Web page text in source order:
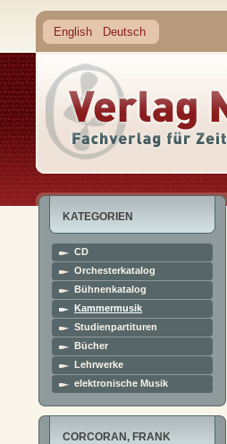
English Deutsch
KATEGORIEN
CD
Orchesterkatalog
Bühnenkatalog
Kammermusik
Studienpartituren
Bücher
Lehrwerke
elektronische Musik
CORCORAN, FRANK